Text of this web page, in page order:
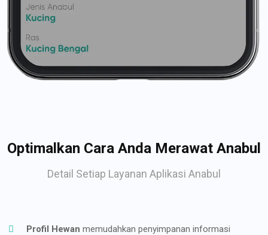
Optimalkan Cara Anda Merawat Anabul
Detail Setiap Layanan Aplikasi Anabul
Profil Hewan memudahkan penyimpanan informasi